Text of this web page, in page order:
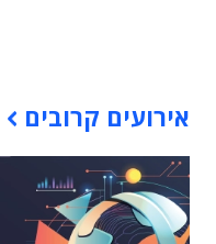
אירועים קרובים